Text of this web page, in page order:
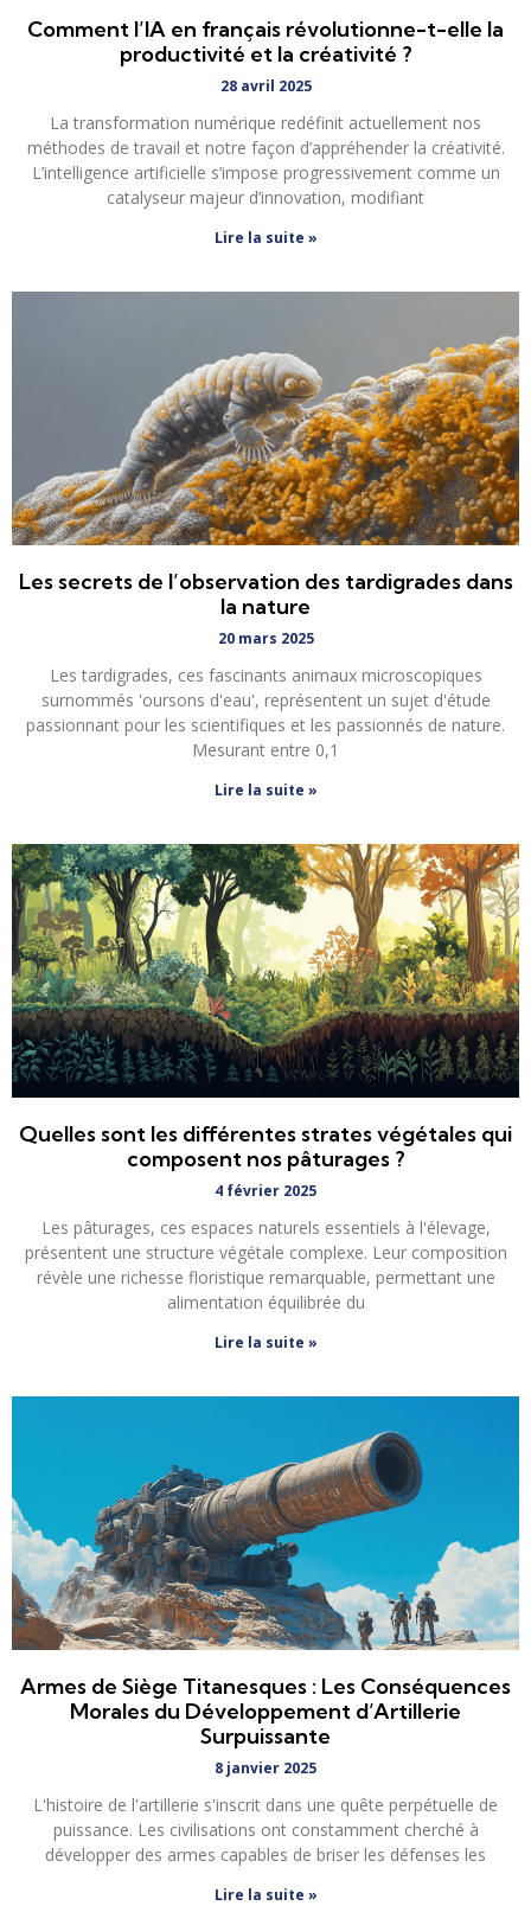
Comment l’IA en français révolutionne-t-elle la
productivité et la créativité ?
28 avril 2025
La transformation numérique redéfinit actuellement nos
méthodes de travail et notre façon d’appréhender la créativité.
L’intelligence artificielle s’impose progressivement comme un
catalyseur majeur d’innovation, modifiant
Lire la suite »
Les secrets de l’observation des tardigrades dans
la nature
20 mars 2025
Les tardigrades, ces fascinants animaux microscopiques
surnommés 'oursons d'eau', représentent un sujet d'étude
passionnant pour les scientifiques et les passionnés de nature.
Mesurant entre 0,1
Lire la suite »
Quelles sont les différentes strates végétales qui
composent nos pâturages ?
4 février 2025
Les pâturages, ces espaces naturels essentiels à l'élevage,
présentent une structure végétale complexe. Leur composition
révèle une richesse floristique remarquable, permettant une
alimentation équilibrée du
Lire la suite »
Armes de Siège Titanesques : Les Conséquences
Morales du Développement d’Artillerie
Surpuissante
8 janvier 2025
L'histoire de l'artillerie s'inscrit dans une quête perpétuelle de
puissance. Les civilisations ont constamment cherché à
développer des armes capables de briser les défenses les
Lire la suite »